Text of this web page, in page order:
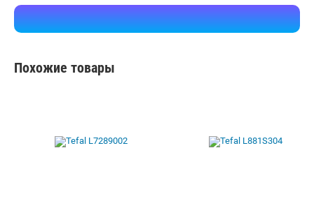
Похожие товары